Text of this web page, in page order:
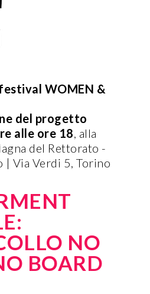
WOMEN &
del progetto
alle ore 18, alla
del Rettorato -
Via Verdi 5, Torino
NO
BOARD